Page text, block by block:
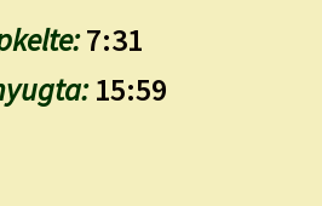
7:31
15:59